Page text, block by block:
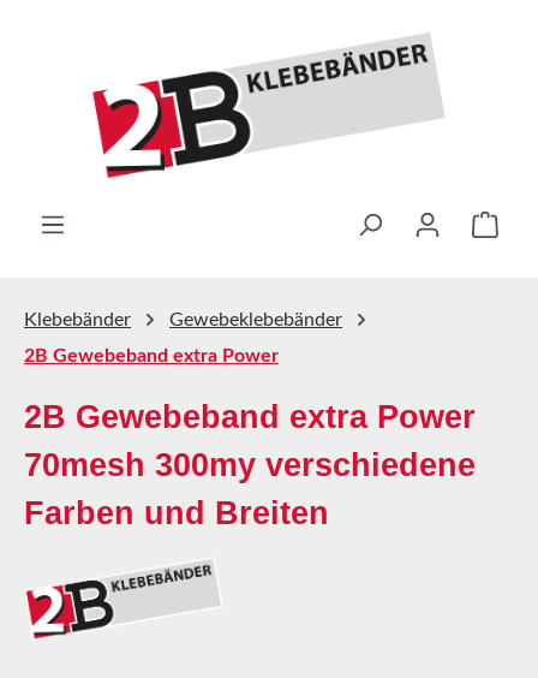
Klebebänder
Gewebeklebebänder
2B Gewebeband extra Power
2B Gewebeband extra Power
70mesh 300my verschiedene
Farben und Breiten